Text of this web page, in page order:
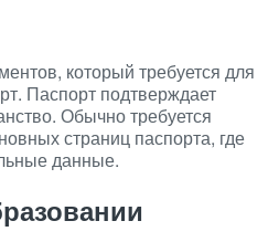
который требуется для
Паспорт подтверждает
Обычно требуется
страниц паспорта, где
данные.